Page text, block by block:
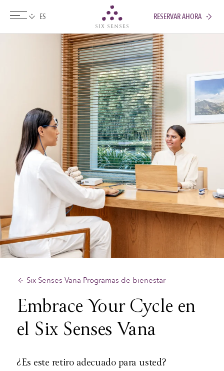
Six sensesRESERVAR AHORA
Six Senses Vana Programas de bienestar
Embrace Your Cycle en
el Six Senses Vana
¿Es este retiro adecuado para usted?